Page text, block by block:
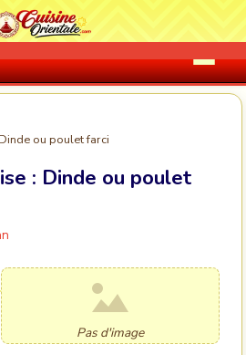
ou poulet farci
: Dinde ou poulet
Pas d'image